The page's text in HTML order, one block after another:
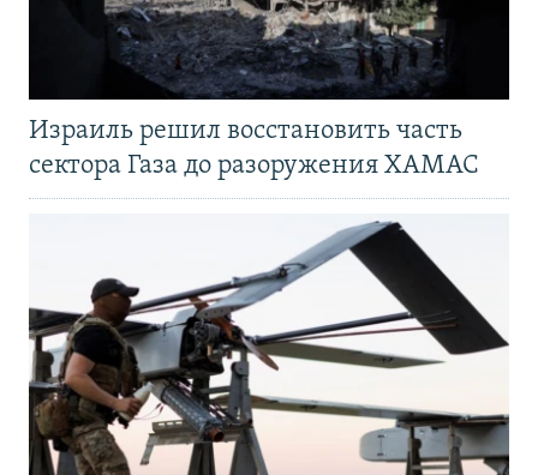
Израиль решил восстановить часть
сектора Газа до разоружения ХАМАС